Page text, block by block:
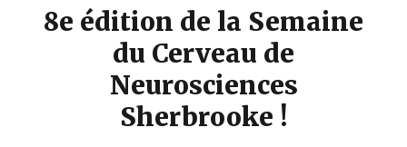
8e édition de la Semaine
du Cerveau de
Neurosciences
Sherbrooke !